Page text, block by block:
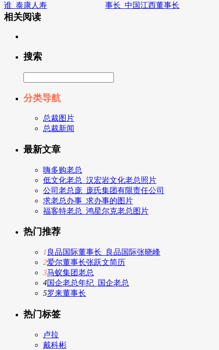
谁_泰康人寿
事长_中国江西董事长
相关阅读
搜索
分类导航
总裁图片
总裁新闻
最新文章
嗨多购老总
低文化老总_汉宏岩文化老总照片
公司老总庞_庞氏集团有限责任公司
求老总办事_求办事的图片
福客特老总_鸿星尔克老总图片
热门推荐
1 良品国际董事长_良品国际张晓峰
2爱尔董事长张跃文简历
3马蚁集团老总
4国企老总年纪_国企老总
5罗来董事长
热门标签
卢拉
戴科彬